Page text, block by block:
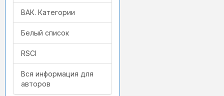
ВАК. Категории
Белый список
RSCI
Вся информация для
авторов